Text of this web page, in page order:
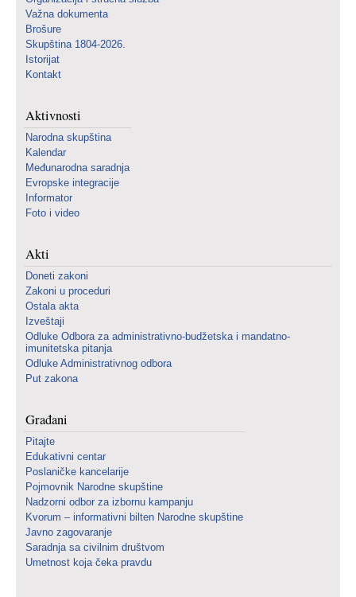
Važna dokumenta
Brošure
Skupština 1804-2026.
Istorijat
Kontakt
Aktivnosti
Narodna skupština
Kalendar
Međunarodna saradnja
Evropske integracije
Informator
Foto i video
Akti
Doneti zakoni
Zakoni u proceduri
Ostala akta
Izveštaji
Odluke Odbora za administrativno-budžetska i mandatno-
imunitetska pitanja
Odluke Administrativnog odbora
Put zakona
Građani
Pitajte
Edukativni centar
Poslaničke kancelarije
Pojmovnik Narodne skupštine
Nadzorni odbor za izbornu kampanju
Kvorum – informativni bilten Narodne skupštine
Javno zagovaranje
Saradnja sa civilnim društvom
Umetnost koja čeka pravdu